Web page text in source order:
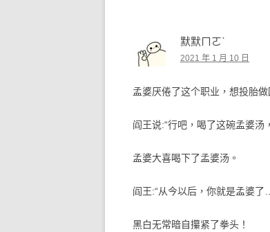
獨白
默默ㄇㄛˋ
2021 年 1 月 10 日
孟婆厌倦了这个职业，想投胎
阎王说:“行吧，喝了这碗孟婆汤
孟婆大喜喝下了孟婆汤。
阎王:“从今以后，你就是孟婆了
黑白无常暗自攥紧了拳头！